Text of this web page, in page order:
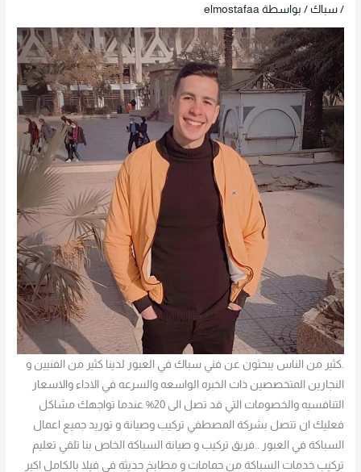
/سباك / بواسطة elmostafaa
.كثير من الناس يبحثون عن فني سباك في العبور لدينا كثير من الفنيين و
النجارين المتخصصين ذات الخبره الواسعه والسرعه في الاداء والاسعار
التنافسيه والخصومات التي قد تصل الى 20% عندما تواجهك مشاكل
فعليك ان تتصل بشركة المصطفي تركيب وصيانة و توريد جميع اعمال
السباكة في العبور ..فريق تركيب و صيانة السباكة الخاص بنا تلقي تعليم
تركيب خدمات السباكة من حمامات و مطابخ حديثة في فيلا بالكامل اكبر